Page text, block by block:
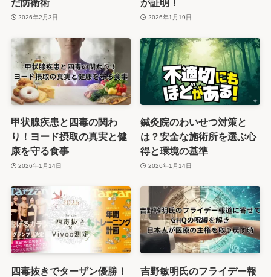
だ防衛術
2026年2月3日
が証明！
2026年1月19日
甲状腺疾患と四毒の関わ
り！ヨード摂取の真実と健
康を守る食事
2026年1月14日
鍼灸院のわいせつ対策と
は？安全な施術所を選ぶ心
得と環境の基準
2026年1月14日
四毒抜きでターザン優勝！
吉野敏明氏のフライデー報